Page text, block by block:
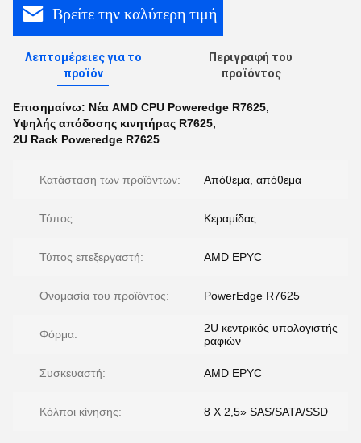
Βρείτε την καλύτερη τιμή
Λεπτομέρειες για το
προϊόν
Περιγραφή του
προϊόντος
Επισημαίνω: Νέα AMD CPU Poweredge R7625,
Υψηλής απόδοσης κινητήρας R7625,
2U Rack Poweredge R7625
Κατάσταση των προϊόντων: Απόθεμα, απόθεμα
Τύπος: Κεραμίδας
Τύπος επεξεργαστή: AMD EPYC
Ονομασία του προϊόντος: PowerEdge R7625
Φόρμα:
2U κεντρικός υπολογιστής
ραφιών
Συσκευαστή: AMD EPYC
Κόλποι κίνησης: 8 X 2,5» SAS/SATA/SSD